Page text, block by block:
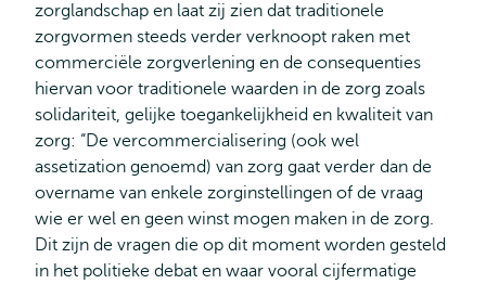
zorglandschap en laat zij zien dat traditionele
zorgvormen steeds verder verknoopt raken met
commerciële zorgverlening en de consequenties
hiervan voor traditionele waarden in de zorg zoals
solidariteit, gelijke toegankelijkheid en kwaliteit van
zorg: “De vercommercialisering (ook wel
assetization genoemd) van zorg gaat verder dan de
overname van enkele zorginstellingen of de vraag
wie er wel en geen winst mogen maken in de zorg.
Dit zijn de vragen die op dit moment worden gesteld
in het politieke debat en waar vooral cijfermatige